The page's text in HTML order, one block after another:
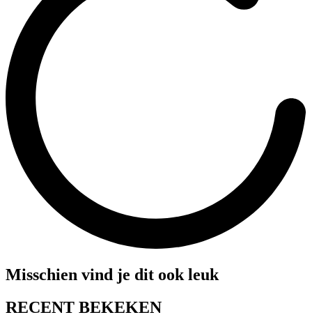
Misschien vind je dit ook leuk
RECENT BEKEKEN